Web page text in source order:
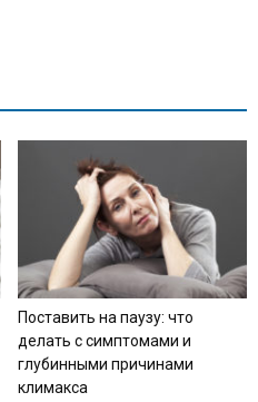
Поставить на паузу: что
делать с симптомами и
глубинными причинами
климакса